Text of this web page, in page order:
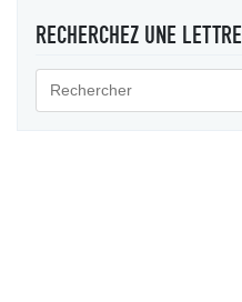
RECHERCHEZ UNE LETTRE